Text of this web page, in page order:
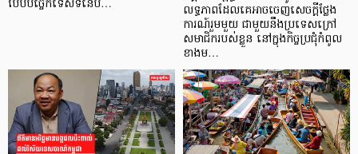
បែប​បច្ចេកទេស​ទំនើប…
លទ្ធភាពដែលគេអាចចេញសេចក្តីថ្លែង
ការណ៍រួមមួយ ជាមួយនឹងប្រទេសក្រៅ
សមាជិករបស់ខ្លួន នៅក្នុងកិច្ចប្រជុំកំពូល
ខាងម…